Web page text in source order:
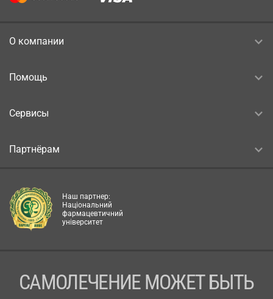
О компании
Помощь
Сервисы
Партнёрам
Наш партнер:
Національний
фармацевтичний
університет
САМОЛЕЧЕНИЕ МОЖЕТ БЫТЬ